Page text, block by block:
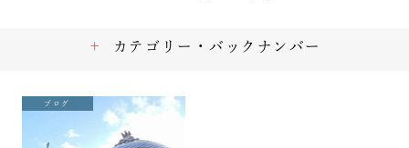
ブログ
カテゴリー・バックナンバー